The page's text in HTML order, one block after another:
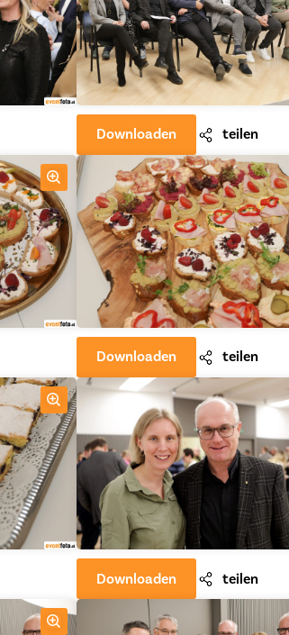
Downloaden teilen
Downloaden teilen
Downloaden teilen